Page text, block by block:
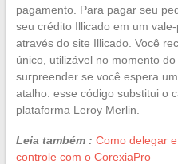
pagamento. Para pagar seu
seu crédito Illicado em um
através do site Illicado. Você
único, utilizável no momento
surpreender se você espera
atalho: esse código substitui o
plataforma Leroy Merlin.
Leia também : Como delegar
controle com o CorexiaPro